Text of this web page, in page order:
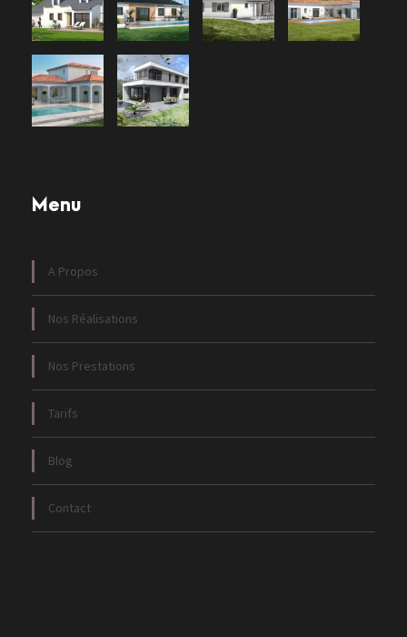
Menu
A Propos
Nos Réalisations
Nos Prestations
Tarifs
Blog
Contact